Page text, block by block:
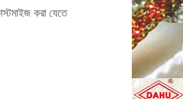
করা যেতে